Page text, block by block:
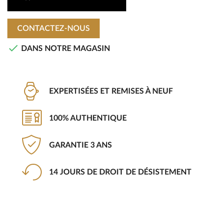
CONTACTEZ-NOUS
 DANS NOTRE MAGASIN
EXPERTISÉES ET REMISES À NEUF
100% AUTHENTIQUE
GARANTIE 3 ANS
14 JOURS DE DROIT DE DÉSISTEMENT